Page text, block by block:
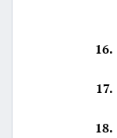
16
17
18